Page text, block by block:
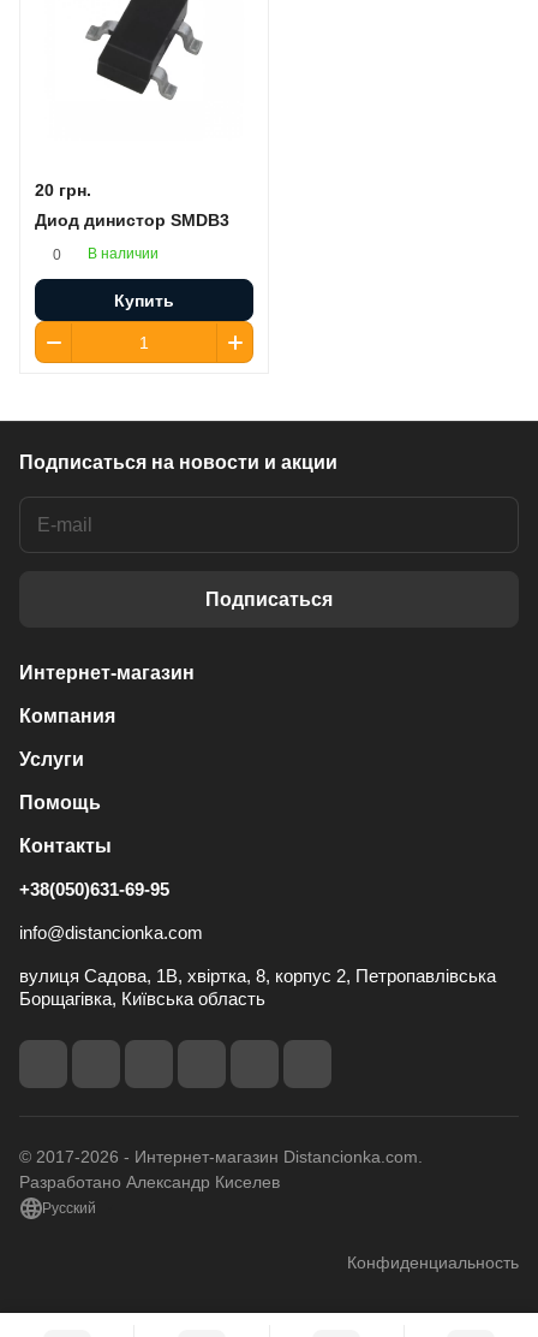
20 грн.
Диод динистор SMDB3
0 В наличии
Купить
Подписаться на новости и акции
Подписаться
Интернет-магазин
Компания
Услуги
Помощь
Контакты
+38(050)631-69-95
info@distancionka.com
вулиця Садова, 1В, хвіртка, 8, корпус 2, Петропавлівська
Борщагівка, Київська область
© 2017-2026 - Интернет-магазин Distancionka.com.
Разработано Александр Киселев
Русский
Конфиденциальность